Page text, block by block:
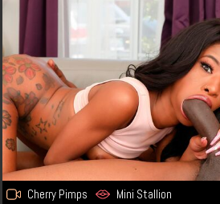
Cherry Pimps Mini Stallion